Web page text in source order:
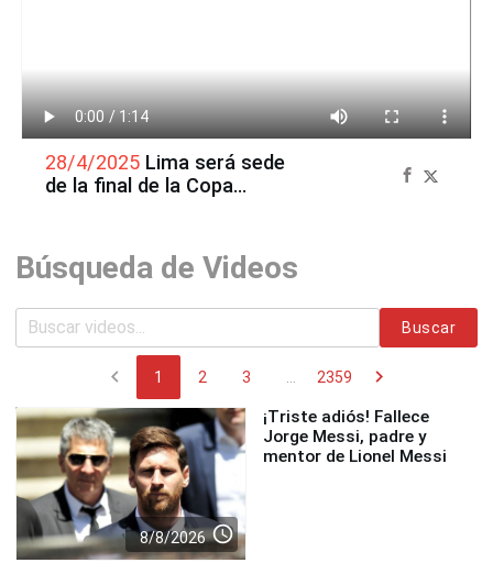
28/4/2025 Lima será sede
de la final de la Copa
Búsqueda de Videos
Buscar
chevron_left 1 2 3 2359 chevron_right
8/8/2026 access_time
¡Triste adiós! Fallece
Jorge Messi, padre y
mentor de Lionel Messi